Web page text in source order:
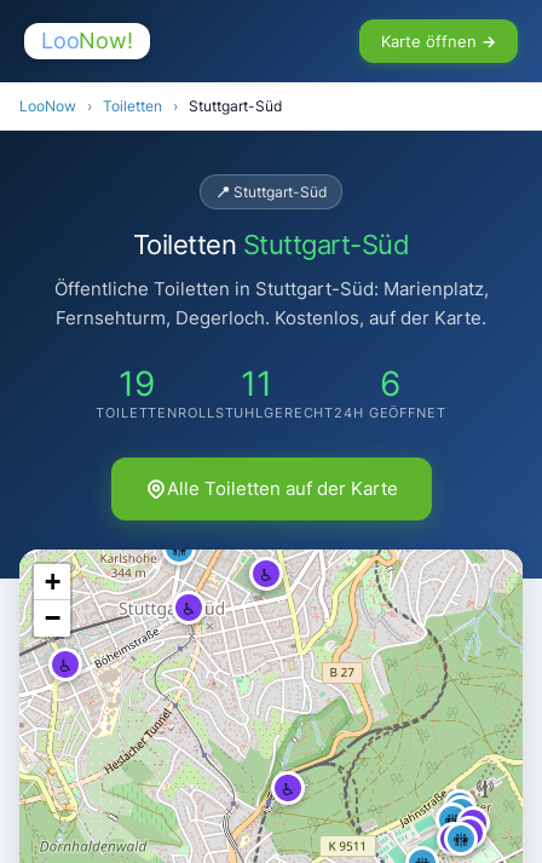
LooNow! Karte öffnen →
LooNow › Toiletten › Stuttgart-Süd
📍 Stuttgart-Süd
Toiletten Stuttgart-Süd
Öffentliche Toiletten in Stuttgart-Süd: Marienplatz,
Fernsehturm, Degerloch. Kostenlos, auf der Karte.
19
TOILETTEN
11
ROLLSTUHLGERECHT
6
24H GEÖFFNET
Alle Toiletten auf der Karte
♿
🚻
♿
♿
♿
🚻🚻
🚻
♿
🚻
♿🚻♿
♿
+
−